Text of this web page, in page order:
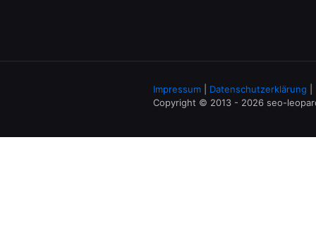
Impressum Datenschutzerklärung
Copyright © 2013 - 2026 seo-